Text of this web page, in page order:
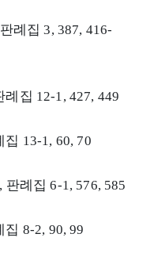
례집 3, 387, 416-
례집 12-1, 427, 449
집 13-1, 60, 70
판례집 6-1, 576, 585
집 8-2, 90, 99